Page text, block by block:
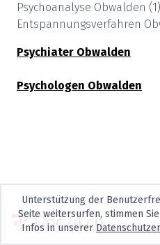
Psychoanalyse Obwalden (1)
Entspannungsverfahren
Psychiater Obwalden
Psychologen Obwalden
Unterstützung der
Seite weitersurfen, stimmen
Infos in unserer